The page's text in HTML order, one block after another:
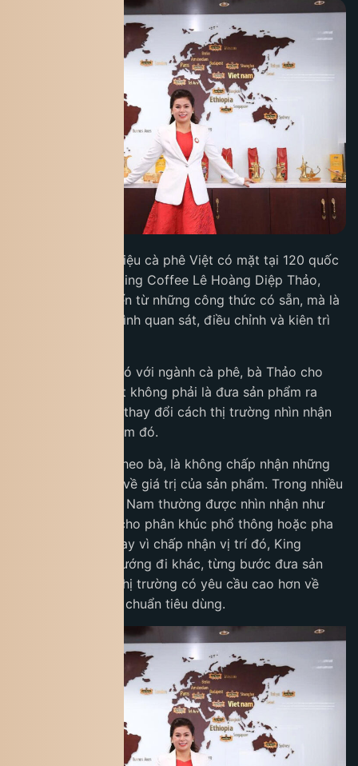
Đưa một thương hiệu cà phê Việt có mặt tại 120 quốc
gia, với CEO TNI King Coffee Lê Hoàng Diệp Thảo,
điều này không đến từ những công thức có sẵn, mà là
kết quả của quá trình quan sát, điều chỉnh và kiên trì
Gần 30 năm gắn bó với ngành cà phê, bà Thảo cho
rằng điều khó nhất không phải là đưa sản phẩm ra
nước ngoài, mà là thay đổi cách thị trường nhìn nhận
giá trị của sản phẩm đó.
Bài học đầu tiên, theo bà, là không chấp nhận những
định nghĩa có sẵn về giá trị của sản phẩm. Trong nhiều
năm, Robusta Việt Nam thường được nhìn nhận như
nguyên liệu dành cho phân khúc phổ thông hoặc pha
trộn. Tuy nhiên, thay vì chấp nhận vị trí đó, King
Coffee lựa chọn hướng đi khác, từng bước đưa sản
phẩm vào những thị trường có yêu cầu cao hơn về
chất lượng và tiêu chuẩn tiêu dùng.